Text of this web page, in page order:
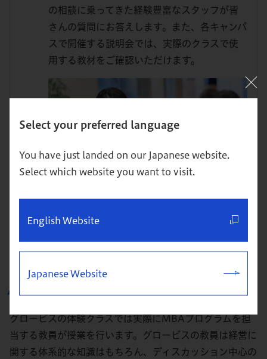
Select your preferred language
You have just landed on our Japanese website.
Select which website you want to visit.
English Website
Japanese Website
の相談に乗ってきた経験豊富なスタッフが皆
さんの質問にお答えします。また、各キャンパ
スで開催する説明会では、実際のクラスで使
用する教材をご確認いただけます。
体験クラスを担当する教員
グロービスの体験クラスでは実際にMBAプログラムを担
当する教員が授業を行います。グロービスの教員は経営に
関する体系的な知識はもちろん、ディスカッション中心の